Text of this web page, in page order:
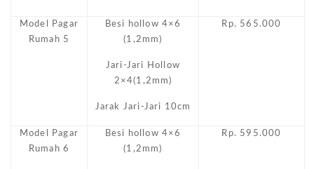
Model Pagar
Rumah 5
Besi hollow 4×6
(1,2mm)
Jari-Jari Hollow
2×4(1,2mm)
Jarak Jari-Jari 10cm
Rp. 565.000
Model Pagar
Rumah 6
Besi hollow 4×6
(1,2mm)
Rp. 595.000